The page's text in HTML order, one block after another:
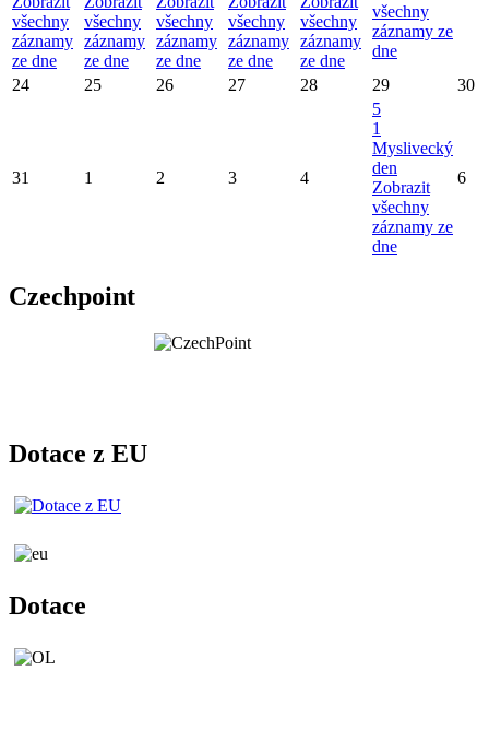
všechny
záznamy
ze dne
všechny
záznamy
ze dne
všechny
záznamy
ze dne
všechny
záznamy
ze dne
všechny
záznamy
ze dne
všechny
záznamy ze
dne
24 25 26 27 28 29 30
31 1 2 3 4
5
1
Myslivecký
den
Zobrazit
všechny
záznamy ze
dne
6
Czechpoint
Dotace z EU
Dotace